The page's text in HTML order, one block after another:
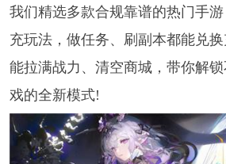
我们精选多款合规靠谱的热门手
充玩法，做任务、刷副本都能兑
能拉满战力、清空商城，带你解
戏的全新模式!